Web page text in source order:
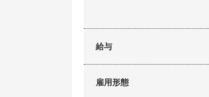
給与
雇用形態